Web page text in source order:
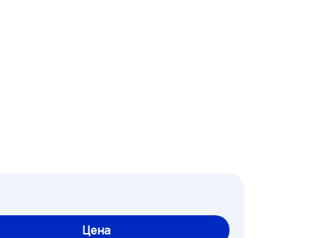
Цена